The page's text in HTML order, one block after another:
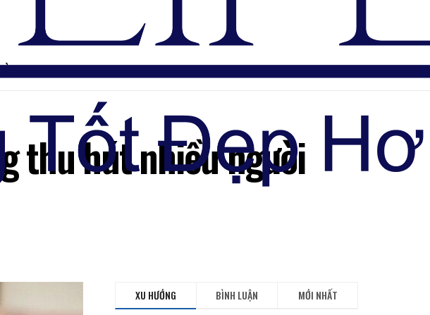
Đăng nhập
thu hút nhiều người
XU HƯỚNG BÌNH LUẬN MỚI NHẤT